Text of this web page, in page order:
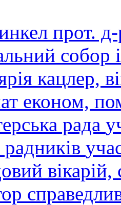
прот.
собор
кацлер,
економ,
рада
радників
вікарій,